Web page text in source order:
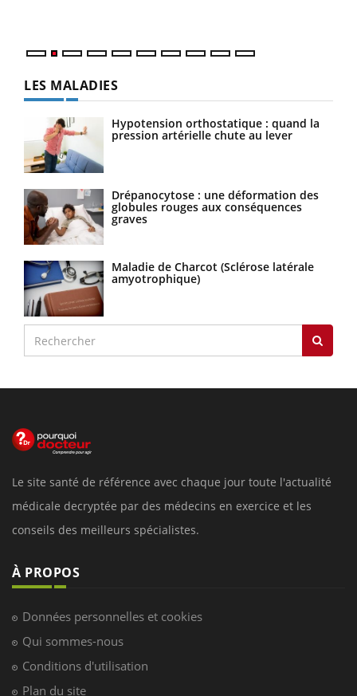
LES MALADIES
Hypotension orthostatique : quand la
pression artérielle chute au lever
Drépanocytose : une déformation des
globules rouges aux conséquences
graves
Maladie de Charcot (Sclérose latérale
amyotrophique)
Le site santé de référence avec chaque jour toute l'actualité
médicale decryptée par des médecins en exercice et les
conseils des meilleurs spécialistes.
À PROPOS
Données personnelles et cookies
Qui sommes-nous
Conditions d'utilisation
Plan du site